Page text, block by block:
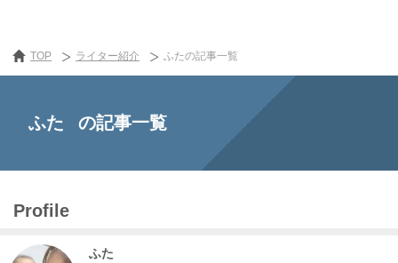
TOP ライター紹介 ふたの記事一覧
ふた の記事一覧
Profile
ふた